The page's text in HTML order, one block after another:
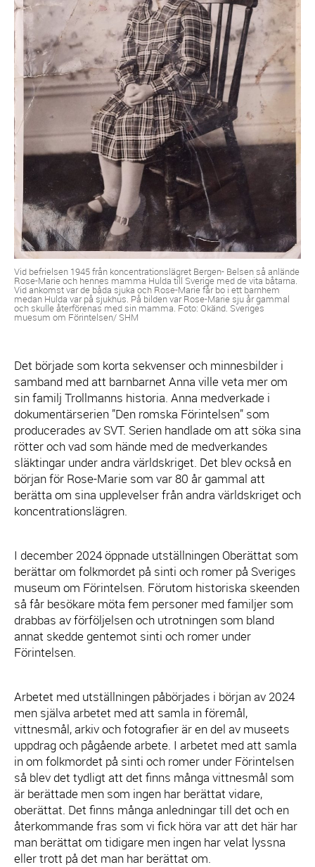
Vid befrielsen 1945 från koncentrationslägret Bergen- Belsen så anlände
Rose-Marie och hennes mamma Hulda till Sverige med de vita båtarna.
Vid ankomst var de båda sjuka och Rose-Marie får bo i ett barnhem
medan Hulda var på sjukhus. På bilden var Rose-Marie sju år gammal
och skulle återförenas med sin mamma. Foto: Okänd. Sveriges
muesum om Förintelsen/ SHM
Det började som korta sekvenser och minnesbilder i
samband med att barnbarnet Anna ville veta mer om
sin familj Trollmanns historia. Anna medverkade i
dokumentärserien ”Den romska Förintelsen” som
producerades av SVT. Serien handlade om att söka sina
rötter och vad som hände med de medverkandes
släktingar under andra världskriget. Det blev också en
början för Rose-Marie som var 80 år gammal att
berätta om sina upplevelser från andra världskriget och
koncentrationslägren.
I december 2024 öppnade utställningen Oberättat som
berättar om folkmordet på sinti och romer på Sveriges
museum om Förintelsen. Förutom historiska skeenden
så får besökare möta fem personer med familjer som
drabbas av förföljelsen och utrotningen som bland
annat skedde gentemot sinti och romer under
Förintelsen.
Arbetet med utställningen påbörjades i början av 2024
men själva arbetet med att samla in föremål,
vittnesmål, arkiv och fotografier är en del av museets
uppdrag och pågående arbete. I arbetet med att samla
in om folkmordet på sinti och romer under Förintelsen
så blev det tydligt att det finns många vittnesmål som
är berättade men som ingen har berättat vidare,
oberättat. Det finns många anledningar till det och en
återkommande fras som vi fick höra var att det här har
man berättat om tidigare men ingen har velat lyssna
eller trott på det man har berättat om.